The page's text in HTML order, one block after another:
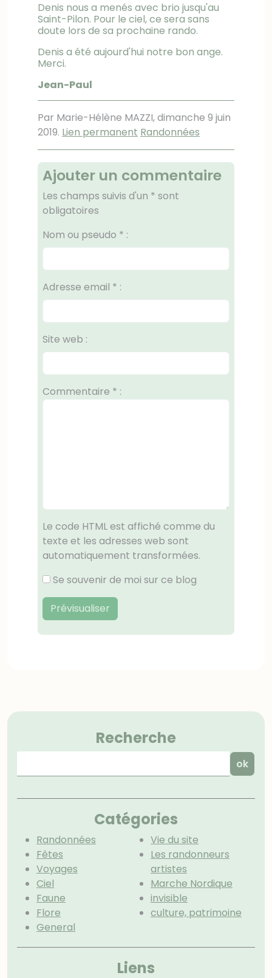
Denis nous a menés avec brio jusqu'au
Saint-Pilon. Pour le ciel, ce sera sans
doute lors de sa prochaine rando.
Denis a été aujourd'hui notre bon ange.
Merci.
Jean-Paul
Par Marie-Hélène MAZZI,dimanche 9 juin
2019. Lien permanent Randonnées
Ajouter un commentaire
Les champs suivis d'un * sont
obligatoires
Nom ou pseudo * :
Adresse email * :
Site web :
Commentaire * :
Le code HTML est affiché comme du
texte et les adresses web sont
automatiquement transformées.
Se souvenir de moi sur ce blog
Prévisualiser
Recherche
Catégories
Randonnées
Fêtes
Voyages
Ciel
Faune
Flore
General
Vie du site
Les randonneurs
artistes
Marche Nordique
invisible
culture, patrimoine
Liens